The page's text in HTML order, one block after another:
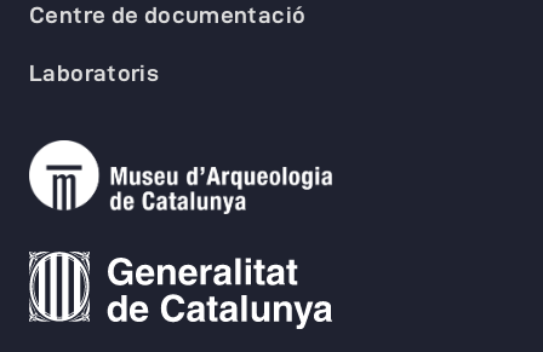
Centre de documentació
Laboratoris